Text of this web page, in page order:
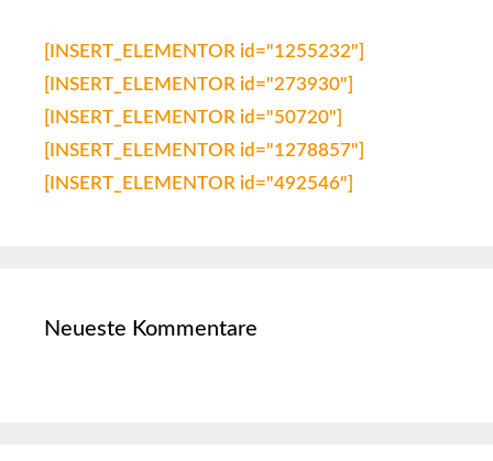
[INSERT_ELEMENTOR id="1255232"]
[INSERT_ELEMENTOR id="273930"]
[INSERT_ELEMENTOR id="50720"]
[INSERT_ELEMENTOR id="1278857"]
[INSERT_ELEMENTOR id="492546"]
Neueste Kommentare